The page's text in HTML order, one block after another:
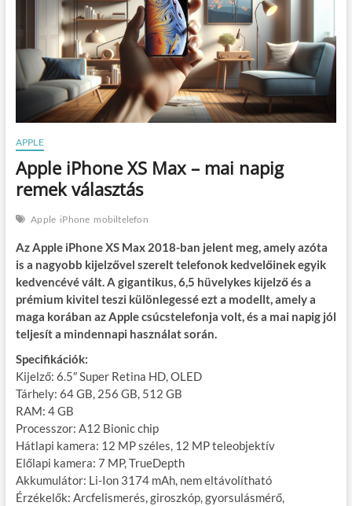
APPLE
Apple iPhone XS Max – mai napig
remek választás
Apple iPhone mobiltelefon
Az Apple iPhone XS Max 2018-ban jelent meg, amely azóta
is a nagyobb kijelzővel szerelt telefonok kedvelőinek egyik
kedvencévé vált. A gigantikus, 6,5 hüvelykes kijelző és a
prémium kivitel teszi különlegessé ezt a modellt, amely a
maga korában az Apple csúcstelefonja volt, és a mai napig jól
teljesít a mindennapi használat során.
Specifikációk:
Kijelző: 6.5″ Super Retina HD, OLED
Tárhely: 64 GB, 256 GB, 512 GB
RAM: 4 GB
Processzor: A12 Bionic chip
Hátlapi kamera: 12 MP széles, 12 MP teleobjektív
Előlapi kamera: 7 MP, TrueDepth
Akkumulátor: Li-Ion 3174 mAh, nem eltávolítható
Érzékelők: Arcfelismerés, giroszkóp, gyorsulásmérő,